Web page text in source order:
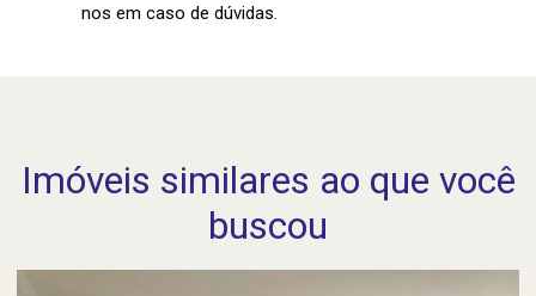
nos em caso de dúvidas.
Imóveis similares ao que você
buscou